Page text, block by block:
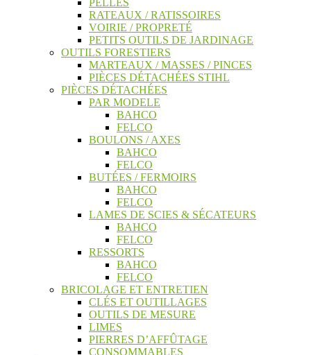
RATEAUX / RATISSOIRES
VOIRIE / PROPRETÉ
PETITS OUTILS DE JARDINAGE
OUTILS FORESTIERS
MARTEAUX / MASSES / PINCES
PIÈCES DÉTACHÉES STIHL
PIÈCES DÉTACHÉES
PAR MODELE
BAHCO
FELCO
BOULONS / AXES
BAHCO
FELCO
BUTÉES / FERMOIRS
BAHCO
FELCO
LAMES DE SCIES & SÉCATEURS
BAHCO
FELCO
RESSORTS
BAHCO
FELCO
BRICOLAGE ET ENTRETIEN
CLÉS ET OUTILLAGES
OUTILS DE MESURE
LIMES
PIERRES D’AFFÛTAGE
CONSOMMABLES